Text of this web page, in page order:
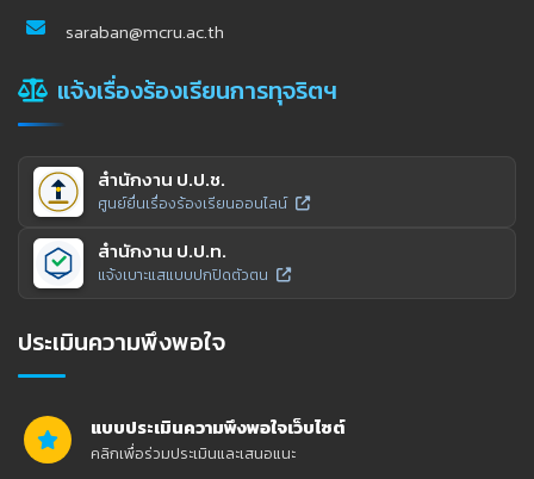
saraban@mcru.ac.th
แจ้งเรื่องร้องเรียนการทุจริตฯ
สำนักงาน ป.ป.ช.
ศูนย์ยื่นเรื่องร้องเรียนออนไลน์
สำนักงาน ป.ป.ท.
แจ้งเบาะแสแบบปกปิดตัวตน
ประเมินความพึงพอใจ
แบบประเมินความพึงพอใจเว็บไซต์
คลิกเพื่อร่วมประเมินและเสนอแนะ